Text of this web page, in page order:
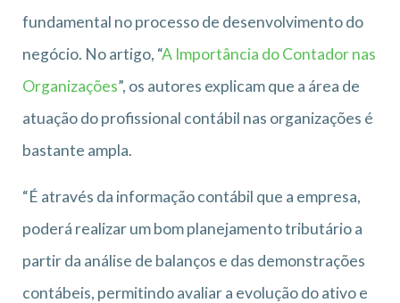
fundamental no processo de desenvolvimento do
negócio. No artigo, “A Importância do Contador nas
Organizações”, os autores explicam que a área de
atuação do profissional contábil nas organizações é
bastante ampla.
“É através da informação contábil que a empresa,
poderá realizar um bom planejamento tributário a
partir da análise de balanços e das demonstrações
contábeis, permitindo avaliar a evolução do ativo e